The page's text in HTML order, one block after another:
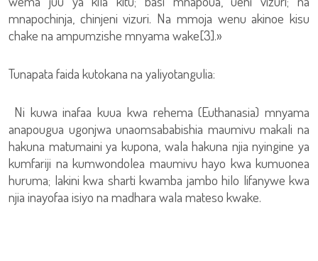
mnapochinja, chinjeni vizuri. Na mmoja wenu akinoe kisu
chake na ampumzishe mnyama wake[3].»
Tunapata faida kutokana na yaliyotangulia:
Ni kuwa inafaa kuua kwa rehema (Euthanasia) mnyama
anapougua ugonjwa unaomsababishia maumivu makali na
hakuna matumaini ya kupona, wala hakuna njia nyingine ya
kumfariji na kumwondolea maumivu hayo kwa kumuonea
huruma; lakini kwa sharti kwamba jambo hilo lifanywe kwa
njia inayofaa isiyo na madhara wala mateso kwake.